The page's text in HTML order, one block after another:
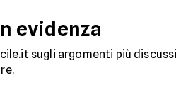
evidenza
sugli argomenti più discussi